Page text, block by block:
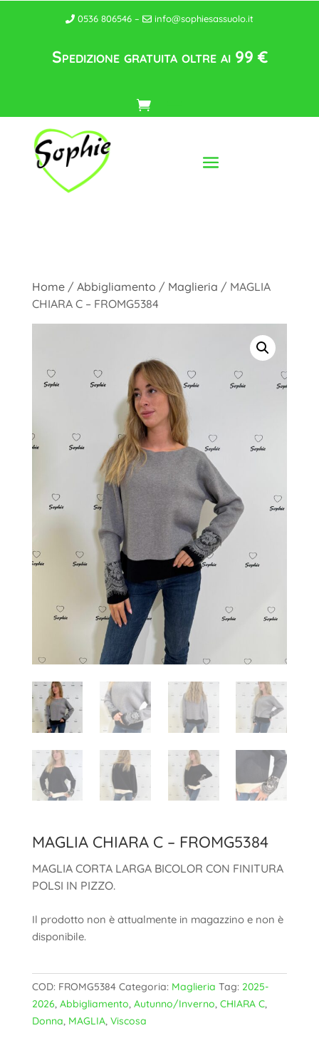
0536 806546 – info@sophiesassuolo.it
Spedizione gratuita oltre ai 99 €
Home/ Abbigliamento / Maglieria / MAGLIA
CHIARA C – FROMG5384
MAGLIA CHIARA C – FROMG5384
MAGLIA CORTA LARGA BICOLOR CON FINITURA
POLSI IN PIZZO.
Il prodotto non è attualmente in magazzino e non è
disponibile.
COD: FROMG5384 Categoria: Maglieria Tag: 2025-
2026, Abbigliamento, Autunno/Inverno, CHIARA C,
Donna, MAGLIA, Viscosa